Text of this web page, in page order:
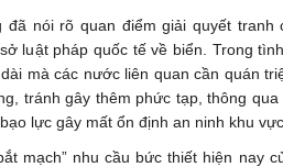
đã nói rõ quan điểm giải quyết tranh
luật pháp quốc tế về biển. Trong
mà các nước liên quan cần quán
tránh gây thêm phức tạp, thông
lực gây mất ổn định an ninh khu vực.
mạch” nhu cầu bức thiết hiện nay